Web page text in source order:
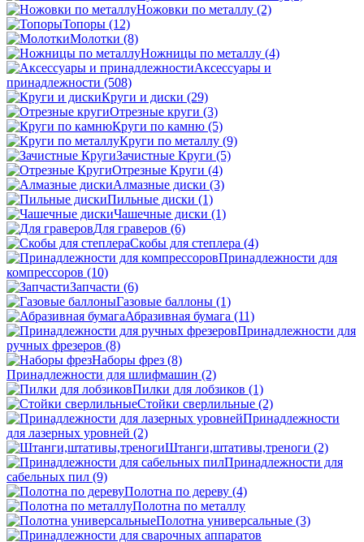
Ножовки по металлу (2)
Топоры (12)
Молотки (8)
Ножницы по металлу (4)
Аксессуары и
принадлежности (508)
Круги и диски (29)
Отрезные круги (3)
Круги по камню (5)
Круги по металлу (9)
Зачистные Круги (5)
Отрезные Круги (4)
Алмазные диски (3)
Пильные диски (1)
Чашечные диски (1)
Для граверов (6)
Скобы для степлера (4)
Принадлежности для
компрессоров (10)
Запчасти (6)
Газовые баллоны (1)
Абразивная бумага (11)
Принадлежности для
ручных фрезеров (8)
Наборы фрез (8)
Принадлежности для шлифмашин (2)
Пилки для лобзиков (1)
Стойки сверлильные (2)
Принадлежности
для лазерных уровней (2)
Штанги,штативы,треноги (2)
Принадлежности для
сабельных пил (9)
Полотна по дереву (4)
Полотна по металлу
Полотна универсальные (3)